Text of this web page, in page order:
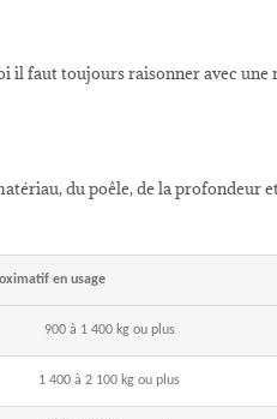
il faut toujours raisonner avec une
du poêle, de la profondeur
en usage
900 à 1 400 kg ou plus
1 400 à 2 100 kg ou plus